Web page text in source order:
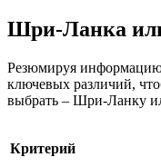
Шри-Ланка
Резюмируя
ключевых различий,
выбрать – Шри-Ланку
Критерий